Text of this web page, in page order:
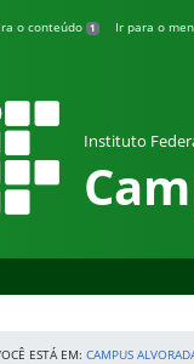
o conteúdo 1 Ir para o
Instituto
ESTÁ EM: CAMPUS